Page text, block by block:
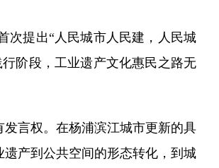
提出“人民城市人民建，人民城
阶段，工业遗产文化惠民之路无
言权。在杨浦滨江城市更新的具
产到公共空间的形态转化，到城